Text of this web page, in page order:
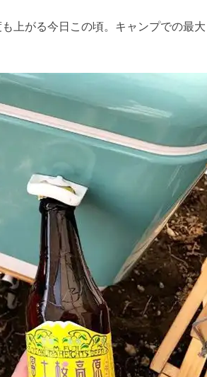
上がる今日この頃。キャンプでの最大